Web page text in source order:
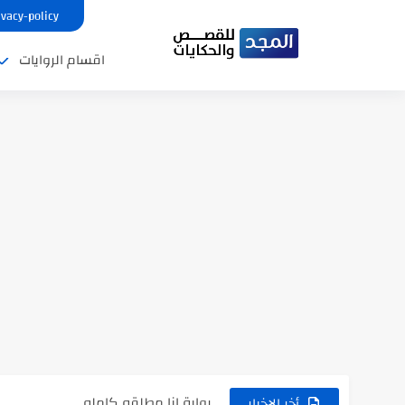
policy
اقسام الروايات